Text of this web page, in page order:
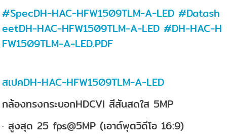
#SpecDH-HAC-HFW1509TLM-A-LED #Datash
eetDH-HAC-HFW1509TLM-A-LED #DH-HAC-H
FW1509TLM-A-LED.PDF
สเปคDH-HAC-HFW1509TLM-A-LED
กล้องทรงกระบอกHDCVI สีสันสดใส 5MP
· สูงสุด 25 fps@5MP (เอาต์พุตวิดีโอ 16:9)